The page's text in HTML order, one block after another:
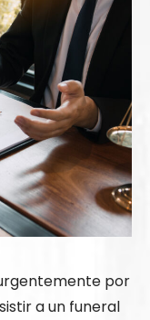
por
a un funeral